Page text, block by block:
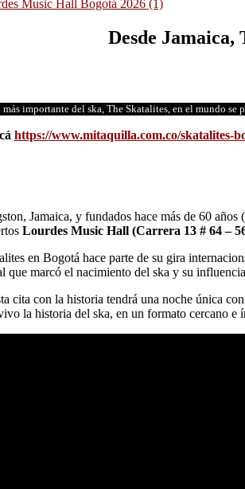
Desde
importante del ska, The Skatalites, en el mundo se
https://www.mitaquilla.com.co/skatalites-
Jamaica, y fundados hace más de 60
Lourdes Music Hall (Carrera 13 # 64 –
en Bogotá hace parte de su gira
que marcó el nacimiento del ska y su
cita con la historia tendrá una noche única
la historia del ska, en un formato cercano